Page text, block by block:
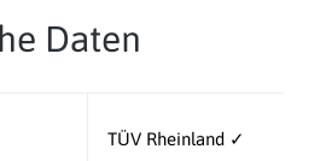
Daten
TÜV Rheinland ✓